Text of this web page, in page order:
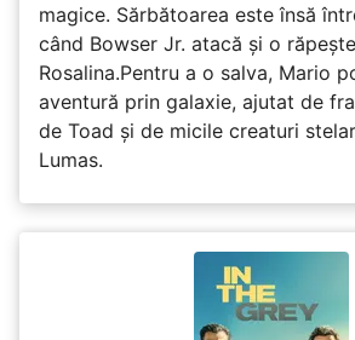
magice. Sărbătoarea este însă
când Bowser Jr. atacă și o
Rosalina.Pentru a o salva, Mario
aventură prin galaxie, ajutat de
de Toad și de micile creaturi
Lumas.